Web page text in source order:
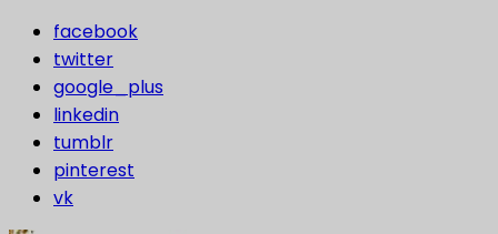
facebook
twitter
google_plus
linkedin
tumblr
pinterest
vk